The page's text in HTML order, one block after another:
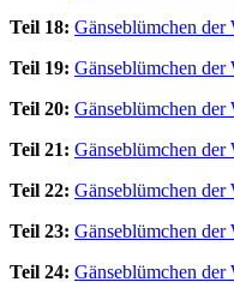
Teil 18: Gänseblümchen der
Teil 19: Gänseblümchen der
Teil 20: Gänseblümchen der
Teil 21: Gänseblümchen der
Teil 22: Gänseblümchen der
Teil 23: Gänseblümchen der
Teil 24: Gänseblümchen der